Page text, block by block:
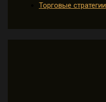
Торговые стратегии